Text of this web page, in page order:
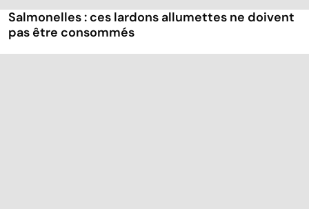
Salmonelles : ces lardons allumettes ne doivent
pas être consommés